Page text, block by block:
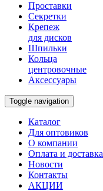
Проставки
Секретки
Крепеж
для дисков
Шпильки
Кольца
центровочные
Аксессуары
Toggle navigation
Каталог
Для оптовиков
О компании
Оплата и доставка
Новости
Контакты
АКЦИИ